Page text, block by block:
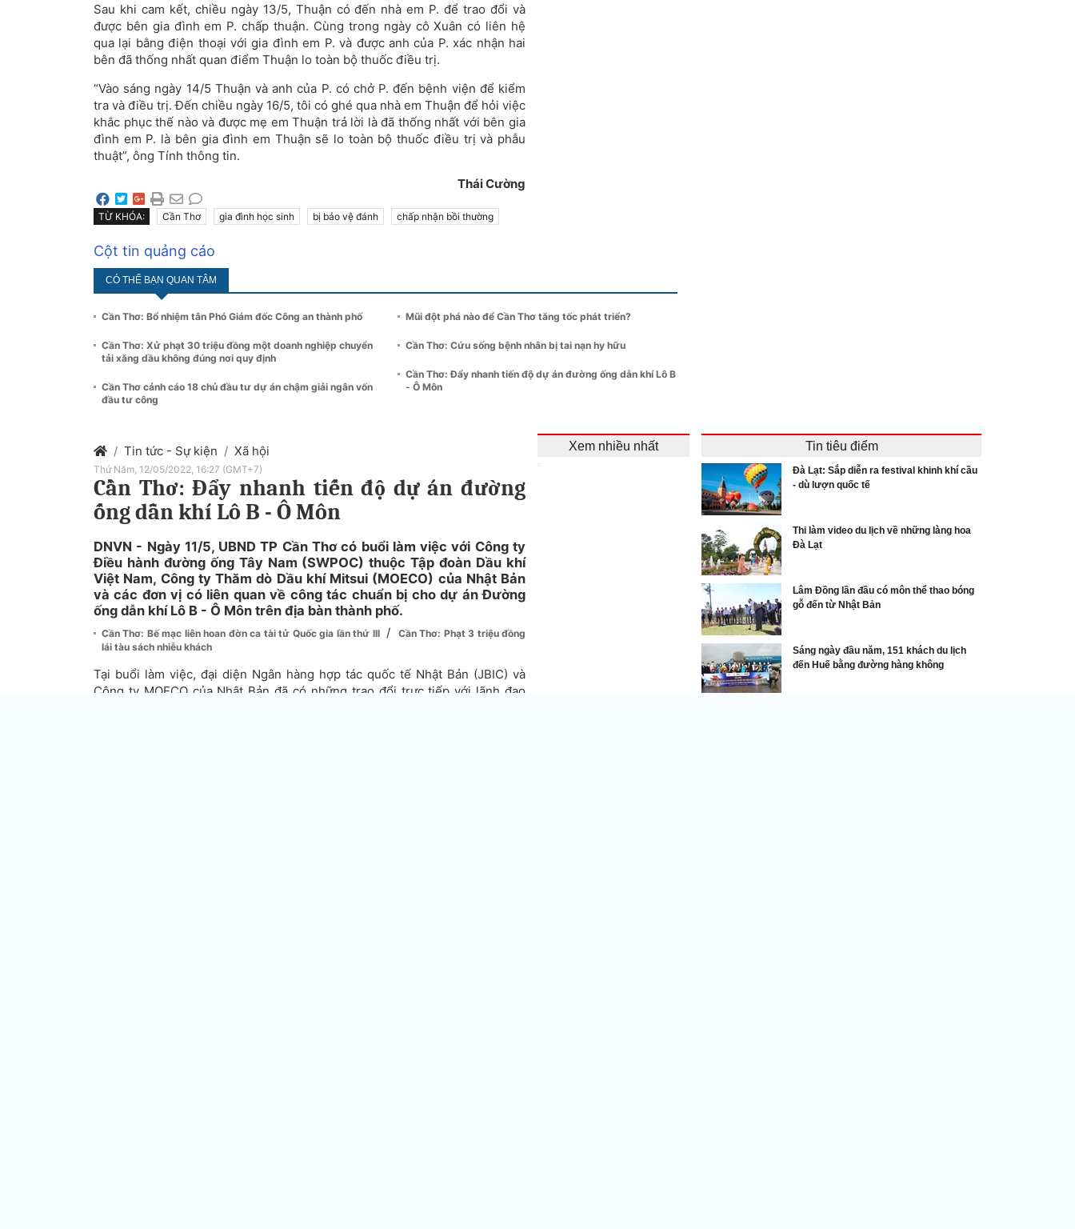
Sau khi cam kết, chiều ngày 13/5, Thuận có đến nhà em P. để trao đổi và
được bên gia đình em P. chấp thuận. Cùng trong ngày cô Xuân có liên hệ
qua lại bằng điện thoại với gia đình em P. và được anh của P. xác nhận hai
bên đã thống nhất quan điểm Thuận lo toàn bộ thuốc điều trị.
“Vào sáng ngày 14/5 Thuận và anh của P. có chở P. đến bệnh viện để kiểm
tra và điều trị. Đến chiều ngày 16/5, tôi có ghé qua nhà em Thuận để hỏi việc
khắc phục thế nào và được mẹ em Thuận trả lời là đã thống nhất với bên gia
đình em P. là bên gia đình em Thuận sẽ lo toàn bộ thuốc điều trị và phẫu
thuật”, ông Tính thông tin.
Thái Cường
TỪ KHÓA: Cần Thơ gia đình học sinh bị bảo vệ đánh chấp nhận bồi thường
Cột tin quảng cáo
CÓ THỂ BẠN QUAN TÂM
Cần Thơ: Bổ nhiệm tân Phó Giám đốc Công an thành phố
Cần Thơ: Xử phạt 30 triệu đồng một doanh nghiệp chuyển
tải xăng dầu không đúng nơi quy định
Cần Thơ cảnh cáo 18 chủ đầu tư dự án chậm giải ngân vốn
đầu tư công
Mũi đột phá nào để Cần Thơ tăng tốc phát triển?
Cần Thơ: Cứu sống bệnh nhân bị tai nạn hy hữu
Cần Thơ: Đẩy nhanh tiến độ dự án đường ống dẫn khí Lô B
- Ô Môn
Tin tức - Sự kiện Xã hội
Thứ Năm, 12/05/2022, 16:27 (GMT+7)
Cần Thơ: Đẩy nhanh tiến độ dự án đường
ống dẫn khí Lô B - Ô Môn
DNVN - Ngày 11/5, UBND TP Cần Thơ có buổi làm việc với Công ty
Điều hành đường ống Tây Nam (SWPOC) thuộc Tập đoàn Dầu khí
Việt Nam, Công ty Thăm dò Dầu khí Mitsui (MOECO) của Nhật Bản
và các đơn vị có liên quan về công tác chuẩn bị cho dự án Đường
ống dẫn khí Lô B - Ô Môn trên địa bàn thành phố.
Cần Thơ: Bế mạc liên hoan đờn ca tài tử Quốc gia lần thứ III /
Cần Thơ: Phạt 3 triệu đồng
lái tàu sách nhiễu khách
Tại buổi làm việc, đại diện Ngân hàng hợp tác quốc tế Nhật Bản (JBIC) và
Công ty MOECO của Nhật Bản đã có những trao đổi trực tiếp với lãnh đạo
Xem nhiều nhất Tin tiêu điểm
Đà Lạt: Sắp diễn ra festival khinh khí cầu
- dù lượn quốc tế
Thi làm video du lịch về những làng hoa
Đà Lạt
Lâm Đồng lần đầu có môn thể thao bóng
gỗ đến từ Nhật Bản
Sáng ngày đầu năm, 151 khách du lịch
đến Huế bằng đường hàng không